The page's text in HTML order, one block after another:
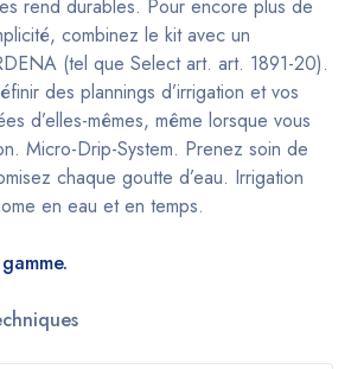
rend durables. Pour encore plus de
combinez le kit avec un
(tel que Select art. art. 1891-20).
des plannings d’irrigation et vos
d’elles-mêmes, même lorsque vous
Micro-Drip-System. Prenez soin de
chaque goutte d’eau. Irrigation
en eau et en temps.